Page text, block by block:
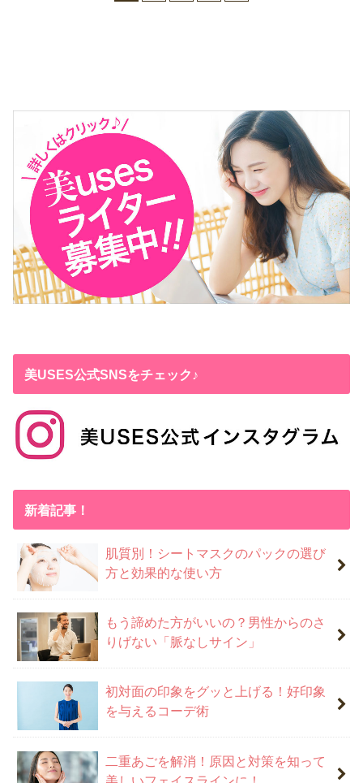
美USES公式SNSをチェック♪
新着記事！
肌質別！シートマスクのパックの選び
方と効果的な使い方
もう諦めた方がいいの？男性からのさ
りげない「脈なしサイン」
初対面の印象をグッと上げる！好印象
を与えるコーデ術
二重あごを解消！原因と対策を知って